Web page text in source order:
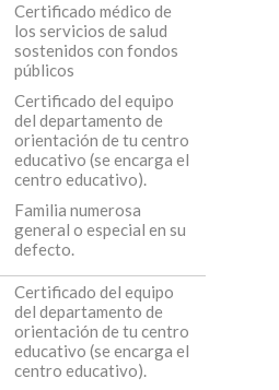
Certificado médico de
los servicios de salud
sostenidos con fondos
públicos
Certificado del equipo
del departamento de
orientación de tu centro
educativo (se encarga el
centro educativo).
Familia numerosa
general o especial en su
defecto.
Certificado del equipo
del departamento de
orientación de tu centro
educativo (se encarga el
centro educativo).